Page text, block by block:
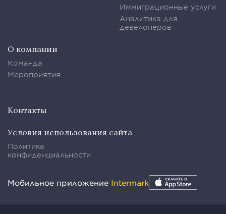
Иммиграционные услуги
Аналитика для
девелоперов
О компании
Команда
Мероприятия
Контакты
Условия использования сайта
Политика
конфиденциальности
Мобильное приложение Intermark